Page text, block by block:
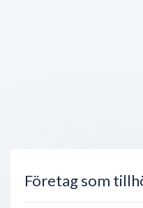
Företag som